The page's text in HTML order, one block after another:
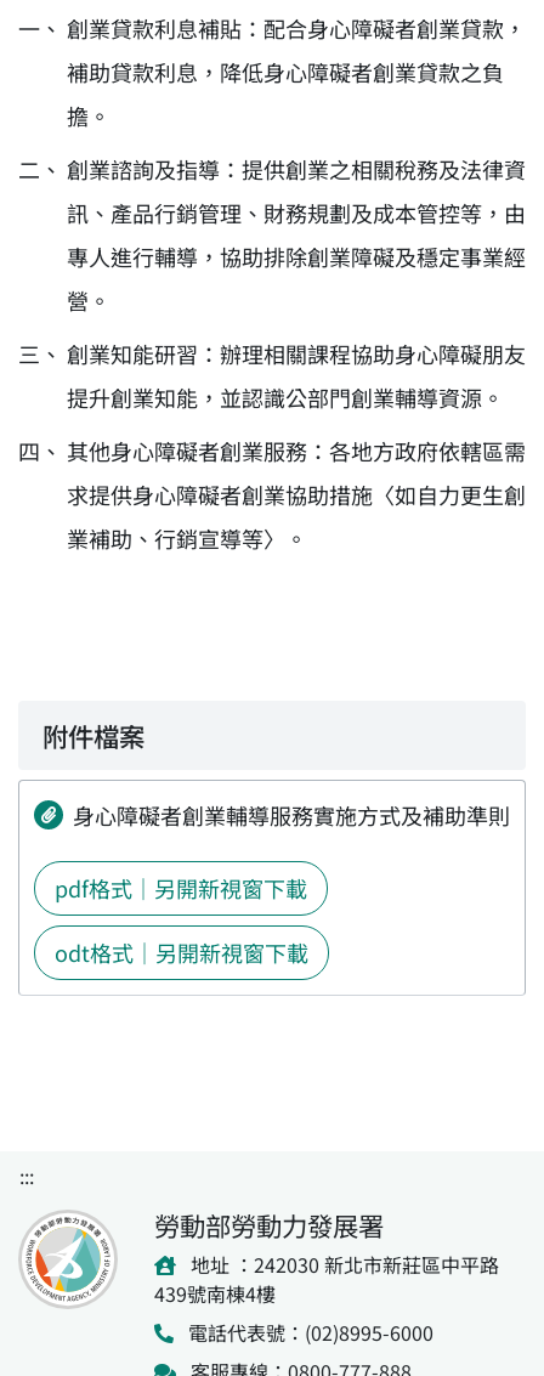
創業貸款利息補貼：配合身心障礙者創業貸款，
補助貸款利息，降低身心障礙者創業貸款之負
擔。
創業諮詢及指導：提供創業之相關稅務及法律資
訊、產品行銷管理、財務規劃及成本管控等，由
專人進行輔導，協助排除創業障礙及穩定事業經
營。
創業知能研習：辦理相關課程協助身心障礙朋友
提升創業知能，並認識公部門創業輔導資源。
其他身心障礙者創業服務：各地方政府依轄區需
求提供身心障礙者創業協助措施〈如自力更生創
業補助、行銷宣導等〉。
附件檔案
身心障礙者創業輔導服務實施方式及補助準則
pdf格式｜另開新視窗下載
odt格式｜另開新視窗下載
:::
勞動部勞動力發展署
地址 ：242030 新北市新莊區中平路
439號南棟4樓
電話代表號：(02)8995-6000